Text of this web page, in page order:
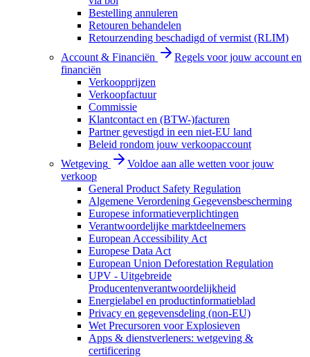
Bestelling annuleren
Retouren behandelen
Retourzending beschadigd of vermist (RLIM)
Account & Financiën
Regels voor jouw account en
financiën
Verkoopprijzen
Verkoopfactuur
Commissie
Klantcontact en (BTW-)facturen
Partner gevestigd in een niet-EU land
Beleid rondom jouw verkoopaccount
Wetgeving
Voldoe aan alle wetten voor jouw
verkoop
General Product Safety Regulation
Algemene Verordening Gegevensbescherming
Europese informatieverplichtingen
Verantwoordelijke marktdeelnemers
European Accessibility Act
Europese Data Act
European Union Deforestation Regulation
UPV - Uitgebreide
Producentenverantwoordelijkheid
Energielabel en productinformatieblad
Privacy en gegevensdeling (non-EU)
Wet Precursoren voor Explosieven
Apps & dienstverleners: wetgeving &
certificering